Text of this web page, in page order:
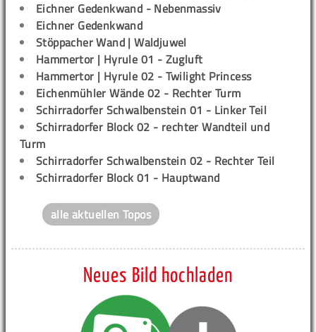
Eichner Gedenkwand - Nebenmassiv
Eichner Gedenkwand
Stöppacher Wand | Waldjuwel
Hammertor | Hyrule 01 - Zugluft
Hammertor | Hyrule 02 - Twilight Princess
Eichenmühler Wände 02 - Rechter Turm
Schirradorfer Schwalbenstein 01 - Linker Teil
Schirradorfer Block 02 - rechter Wandteil und
Turm
Schirradorfer Schwalbenstein 02 - Rechter Teil
Schirradorfer Block 01 - Hauptwand
alle aktuellen Topos
Neues Bild hochladen